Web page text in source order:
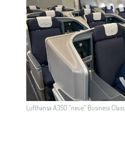
Lufthansa A350 "neue" Business Class